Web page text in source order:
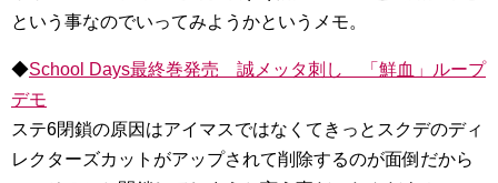
という事なのでいってみようかというメモ。
◆School Days最終巻発売 誠メッタ刺し 「鮮血」ループ
デモ
ステ6閉鎖の原因はアイマスではなくてきっとスクデのディ
レクターズカットがアップされて削除するのが面倒だから